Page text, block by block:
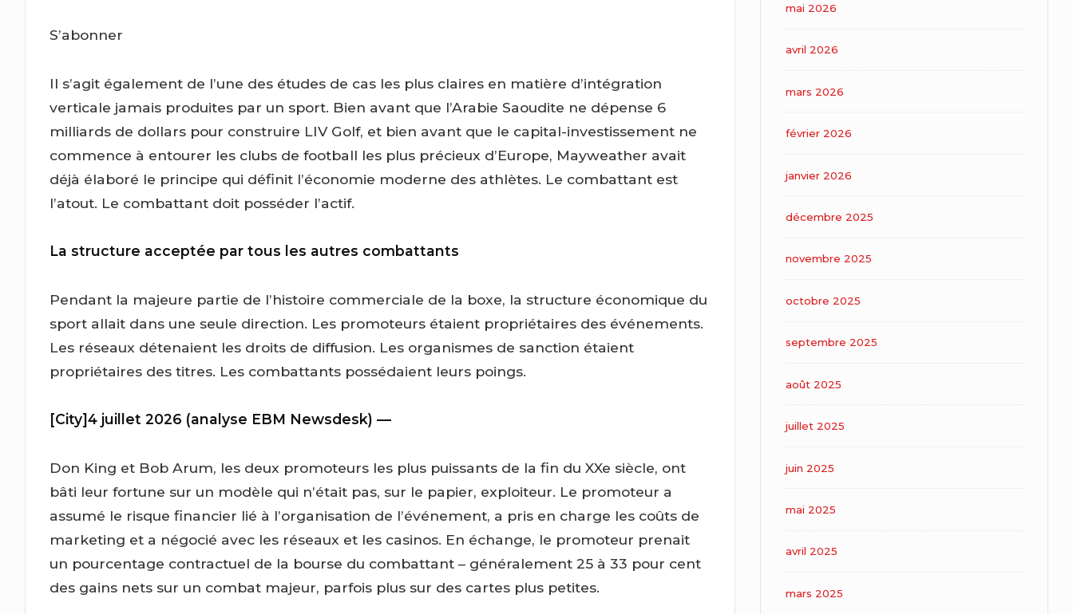
S’abonner
Il s’agit également de l’une des études de cas les plus claires en matière d’intégration
verticale jamais produites par un sport. Bien avant que l’Arabie Saoudite ne dépense 6
milliards de dollars pour construire LIV Golf, et bien avant que le capital-investissement ne
commence à entourer les clubs de football les plus précieux d’Europe, Mayweather avait
déjà élaboré le principe qui définit l’économie moderne des athlètes. Le combattant est
l’atout. Le combattant doit posséder l’actif.
La structure acceptée par tous les autres combattants
Pendant la majeure partie de l’histoire commerciale de la boxe, la structure économique du
sport allait dans une seule direction. Les promoteurs étaient propriétaires des événements.
Les réseaux détenaient les droits de diffusion. Les organismes de sanction étaient
propriétaires des titres. Les combattants possédaient leurs poings.
[City]4 juillet 2026 (analyse EBM Newsdesk) —
Don King et Bob Arum, les deux promoteurs les plus puissants de la fin du XXe siècle, ont
bâti leur fortune sur un modèle qui n’était pas, sur le papier, exploiteur. Le promoteur a
assumé le risque financier lié à l’organisation de l’événement, a pris en charge les coûts de
marketing et a négocié avec les réseaux et les casinos. En échange, le promoteur prenait
un pourcentage contractuel de la bourse du combattant – généralement 25 à 33 pour cent
des gains nets sur un combat majeur, parfois plus sur des cartes plus petites.
mai 2026
avril 2026
mars 2026
février 2026
janvier 2026
décembre 2025
novembre 2025
octobre 2025
septembre 2025
août 2025
juillet 2025
juin 2025
mai 2025
avril 2025
mars 2025